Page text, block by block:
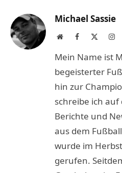
Michael Sassie
WebsiteFacebook
Mein Name ist
begeisterter
hin zur
schreibe ich
Berichte und
aus dem
wurde im
gerufen.